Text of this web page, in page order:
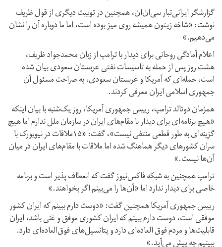
گزارشگر ایرانی‌تبار سی‌ان‌ان، همچنین در توییت دیگری از قول ظریف
نوشت: «شاخه زیتون همیشه روی میز بوده است، اما ما دوباره آن را نشان
می‌دهیم.»
اعلام آمادگی روحانی برای دیدار با ترامپ از زبان محمدجواد ظریف،
هشت روز پس از حمله به تاسیسات نفتی عربستان سعودی بیان شده
است، حمله‌ای که آمریکا و عربستان سعودی، به صراحت مسئول آن
جمهوری اسلامی ایران معرفی کردند.
همزمان دوتالد ترامپ‌، رییس جمهوری آمریکا، روز یک‌شنبه با بیان اینکه
«هیچ برنامه‌ای برای دیدار با مقام‌های ایران در سازمان ملل ندارم اما هیچ
گزینه‌ای به طور قطعی منتفی نیست»، گفت: «۱۵ملاقات در نیویورک با
سران کشورهای دیگر هماهنگ شده اما ملاقات با مقام‌های ایران در میان
آن‌ها نیست.»
ترامپ همچنین به شبکه فاکس‌نیوز گفت که انعطاف پذیر است و برنامه
خاصی برای دیدار ندارد اما «آن‌ها را می‌بینم اگر بخواهند.»
رییس جمهوری آمریکا همچنین گفت: «دوست دارم ببینم که ایران کشور
موفقی است، دوست دارم ببینم که ایران کشوری موفق و غنی باشد، ایران
قابلیت‌ها و مردم فوق العاده‌ای دارد و پتانسیل‌های فوق‌العاده‌ای دارد.